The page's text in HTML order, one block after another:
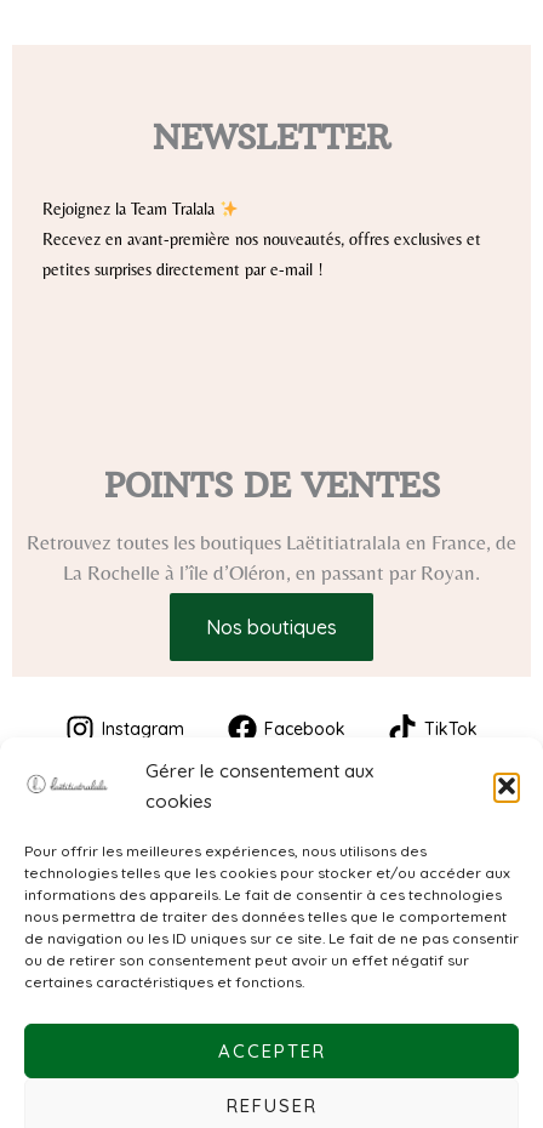
Gérer le consentement aux
cookies
Pour offrir les meilleures expériences, nous utilisons des
technologies telles que les cookies pour stocker et/ou accéder aux
informations des appareils. Le fait de consentir à ces technologies
nous permettra de traiter des données telles que le comportement
de navigation ou les ID uniques sur ce site. Le fait de ne pas consentir
ou de retirer son consentement peut avoir un effet négatif sur
certaines caractéristiques et fonctions.
ACCEPTER
REFUSER
NEWSLETTER
Rejoignez la Team Tralala
Recevez en avant-première nos nouveautés, offres exclusives et
petites surprises directement par e-mail !
POINTS DE VENTES
Retrouvez toutes les boutiques Laëtitiatralala en France, de
La Rochelle à l’île d’Oléron, en passant par Royan.
Nos boutiques
Instagram Facebook TikTok
CGV
Politique de confidentialité